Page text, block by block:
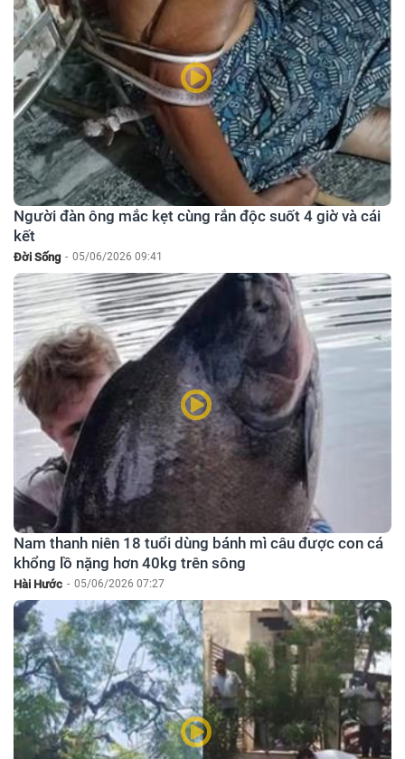
Người đàn ông mắc kẹt cùng rắn độc suốt 4 giờ và cái
kết
Đời Sống - 05/06/2026 09:41
Nam thanh niên 18 tuổi dùng bánh mì câu được con cá
khổng lồ nặng hơn 40kg trên sông
Hài Hước - 05/06/2026 07:27